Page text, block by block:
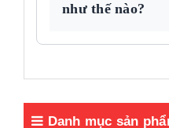
như thế nào?
Danh mục sản